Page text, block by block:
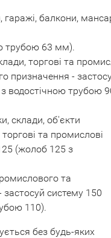
гаражі, балкони,
трубою 63 мм).
торгові та
призначення -
водостічною трубою
склади, об'єкти
та промислові
(жолоб 125 з
та
систему 150
110).
без будь-яких